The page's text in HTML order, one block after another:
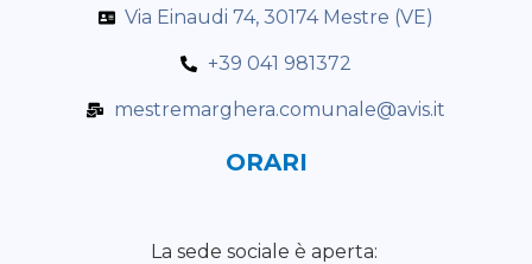
Via Einaudi 74, 30174 Mestre (VE)
+39 041 981372
mestremarghera.comunale@avis.it
ORARI
La sede sociale è aperta: